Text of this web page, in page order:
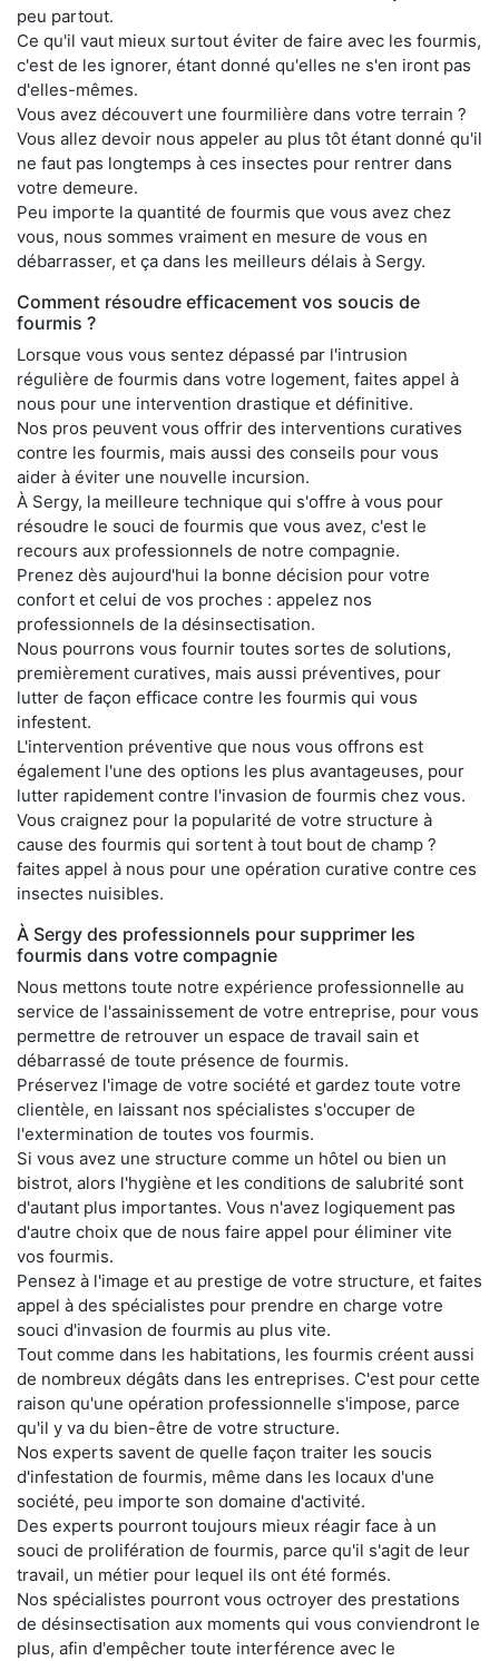
peu partout.
Ce qu'il vaut mieux surtout éviter de faire avec les fourmis,
c'est de les ignorer, étant donné qu'elles ne s'en iront pas
d'elles-mêmes.
Vous avez découvert une fourmilière dans votre terrain ?
Vous allez devoir nous appeler au plus tôt étant donné qu'il
ne faut pas longtemps à ces insectes pour rentrer dans
votre demeure.
Peu importe la quantité de fourmis que vous avez chez
vous, nous sommes vraiment en mesure de vous en
débarrasser, et ça dans les meilleurs délais à Sergy.
Comment résoudre efficacement vos soucis de
fourmis ?
Lorsque vous vous sentez dépassé par l'intrusion
régulière de fourmis dans votre logement, faites appel à
nous pour une intervention drastique et définitive.
Nos pros peuvent vous offrir des interventions curatives
contre les fourmis, mais aussi des conseils pour vous
aider à éviter une nouvelle incursion.
À Sergy, la meilleure technique qui s'offre à vous pour
résoudre le souci de fourmis que vous avez, c'est le
recours aux professionnels de notre compagnie.
Prenez dès aujourd'hui la bonne décision pour votre
confort et celui de vos proches : appelez nos
professionnels de la désinsectisation.
Nous pourrons vous fournir toutes sortes de solutions,
premièrement curatives, mais aussi préventives, pour
lutter de façon efficace contre les fourmis qui vous
infestent.
L'intervention préventive que nous vous offrons est
également l'une des options les plus avantageuses, pour
lutter rapidement contre l'invasion de fourmis chez vous.
Vous craignez pour la popularité de votre structure à
cause des fourmis qui sortent à tout bout de champ ?
faites appel à nous pour une opération curative contre ces
insectes nuisibles.
À Sergy des professionnels pour supprimer les
fourmis dans votre compagnie
Nous mettons toute notre expérience professionnelle au
service de l'assainissement de votre entreprise, pour vous
permettre de retrouver un espace de travail sain et
débarrassé de toute présence de fourmis.
Préservez l'image de votre société et gardez toute votre
clientèle, en laissant nos spécialistes s'occuper de
l'extermination de toutes vos fourmis.
Si vous avez une structure comme un hôtel ou bien un
bistrot, alors l'hygiène et les conditions de salubrité sont
d'autant plus importantes. Vous n'avez logiquement pas
d'autre choix que de nous faire appel pour éliminer vite
vos fourmis.
Pensez à l'image et au prestige de votre structure, et faites
appel à des spécialistes pour prendre en charge votre
souci d'invasion de fourmis au plus vite.
Tout comme dans les habitations, les fourmis créent aussi
de nombreux dégâts dans les entreprises. C'est pour cette
raison qu'une opération professionnelle s'impose, parce
qu'il y va du bien-être de votre structure.
Nos experts savent de quelle façon traiter les soucis
d'infestation de fourmis, même dans les locaux d'une
société, peu importe son domaine d'activité.
Des experts pourront toujours mieux réagir face à un
souci de prolifération de fourmis, parce qu'il s'agit de leur
travail, un métier pour lequel ils ont été formés.
Nos spécialistes pourront vous octroyer des prestations
de désinsectisation aux moments qui vous conviendront le
plus, afin d'empêcher toute interférence avec le